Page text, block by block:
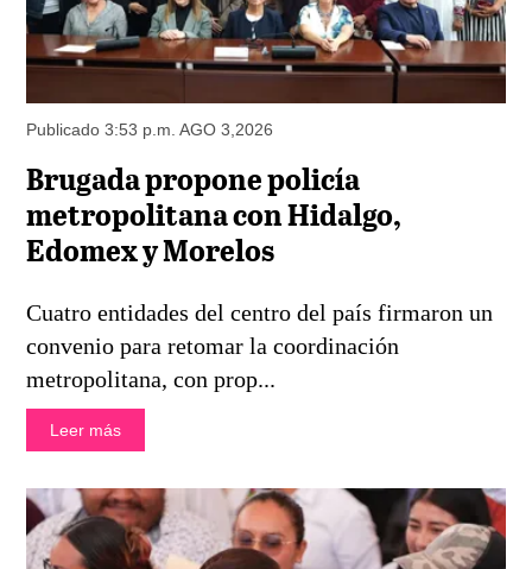
Publicado 3:53 p.m. AGO 3,2026
Brugada propone policía
metropolitana con Hidalgo,
Edomex y Morelos
Cuatro entidades del centro del país firmaron un
convenio para retomar la coordinación
metropolitana, con prop...
Leer más